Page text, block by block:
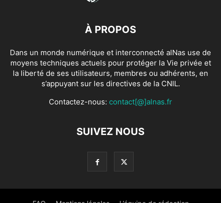
À PROPOS
Dans un monde numérique et interconnecté alNas use de
moyens techniques actuels pour protéger la Vie privée et
la liberté de ses utilisateurs, membres ou adhérents, en
s’appuyant sur les directives de la CNIL.
Contactez-nous: contact[@]alnas.fr
SUIVEZ NOUS